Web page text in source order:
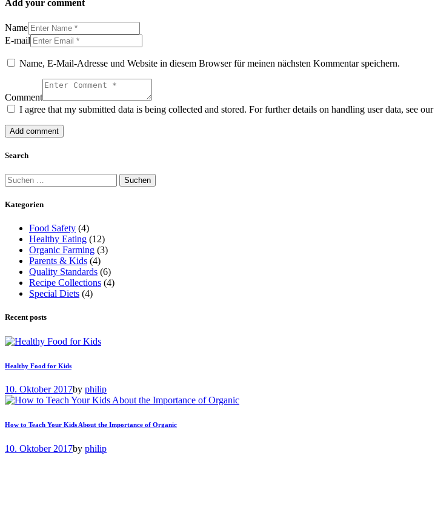
Add your comment
Name
E-mail
Name, E-Mail-Adresse und Website in diesem Browser für meinen nächsten Kommentar speichern.
Comment
I agree that my submitted data is being collected and stored. For further details on handling user data, see our
Search
Suchen
nach:
Kategorien
Food Safety (4)
Healthy Eating (12)
Organic Farming (3)
Parents & Kids (4)
Quality Standards (6)
Recipe Collections (4)
Special Diets (4)
Recent posts
Healthy Food for Kids
10. Oktober 2017by philip
How to Teach Your Kids About the Importance of Organic
10. Oktober 2017by philip